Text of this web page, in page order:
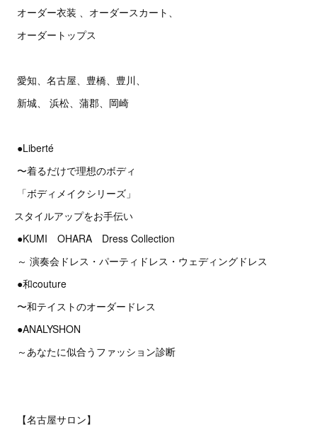
オーダー衣装 、オーダースカート、
オーダートップス
愛知、名古屋、豊橋、豊川、
新城、 浜松、蒲郡、岡崎
●Liberté
〜着るだけで理想のボディ
「ボディメイクシリーズ」
スタイルアップをお手伝い
●KUMI OHARA Dress Collection
～ 演奏会ドレス・パーティドレス・ウェディングドレス
●和couture
〜和テイストのオーダードレス
●ANALYSHON
～あなたに似合うファッション診断
【名古屋サロン】